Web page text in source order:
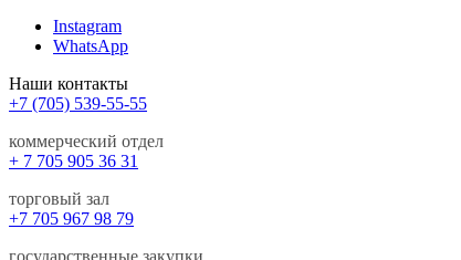
Instagram
WhatsApp
Наши контакты
+7 (705) 539-55-55
коммерческий отдел
+ 7 705 905 36 31
торговый зал
+7 705 967 98 79